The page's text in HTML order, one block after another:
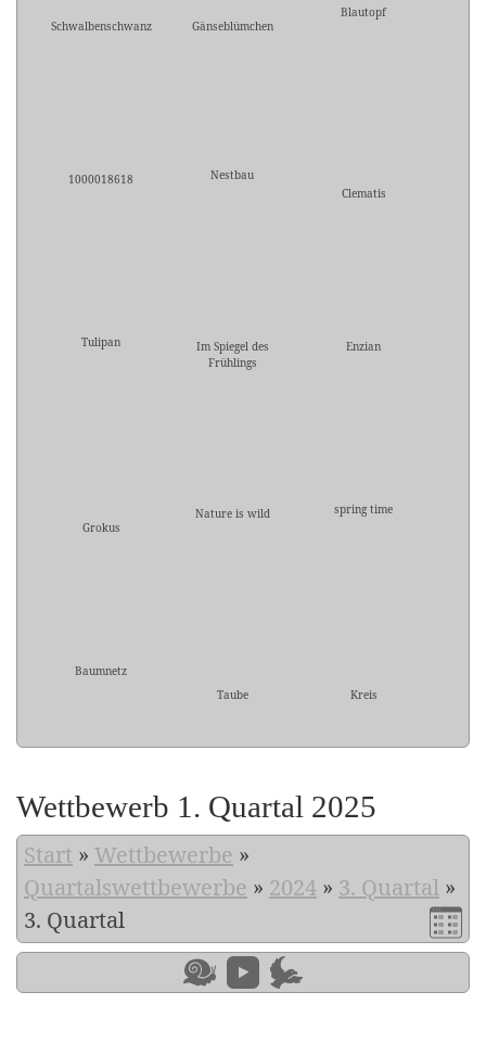
Schwalbenschwanz Gänseblümchen
Blautopf
1000018618
Nestbau
Clematis
Tulipan
Im Spiegel des
Frühlings
Enzian
Grokus
Nature is wild spring time
Baumnetz
Taube
Kreis
Wettbewerb 1. Quartal 2025
Start » Wettbewerbe »
Quartalswettbewerbe » 2024 » 3. Quartal »
3. Quartal